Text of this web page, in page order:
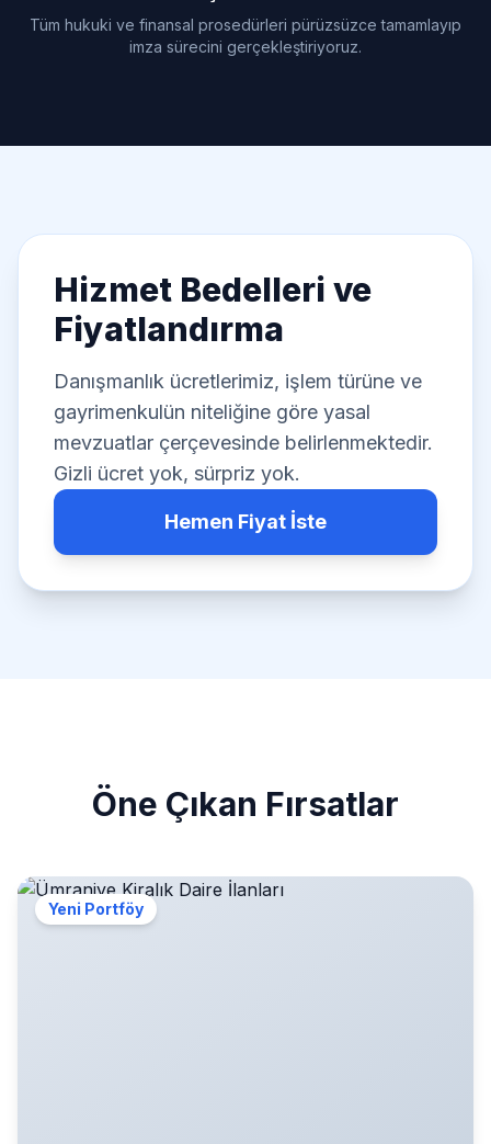
Tüm hukuki ve finansal prosedürleri pürüzsüzce tamamlayıp
imza sürecini gerçekleştiriyoruz.
Hizmet Bedelleri ve
Fiyatlandırma
Danışmanlık ücretlerimiz, işlem türüne ve
gayrimenkulün niteliğine göre yasal
mevzuatlar çerçevesinde belirlenmektedir.
Gizli ücret yok, sürpriz yok.
Hemen Fiyat İste
Öne Çıkan Fırsatlar
Yeni Portföy